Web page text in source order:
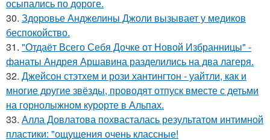
осыпались по дороге.
30. Здоровье Анджелины Джоли вызывает у медиков
беспокойство.
31. "Отдаёт Всего Себя Дочке от Новой Избранницы" -
фанаты Андрея Аршавина разделились на два лагеря.
32. Джейсон стэтхем и рози хантингтон - уайтли, как и
многие другие звёзды, проводят отпуск вместе с детьми
на горнолыжном курорте в Альпах.
33. Алла Довлатова похвасталась результатом интимной
пластики: "ощущения очень классные!